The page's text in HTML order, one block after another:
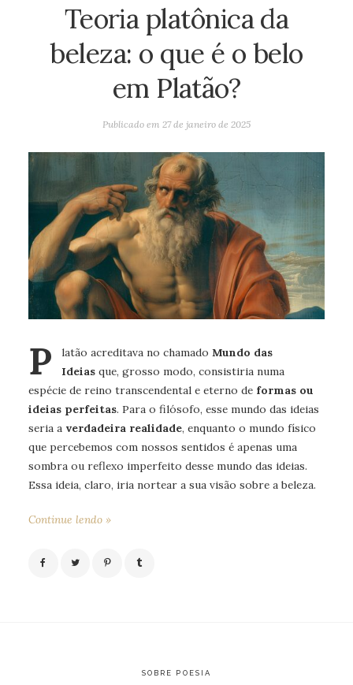
Teoria platônica da
beleza: o que é o belo
em Platão?
Publicado em 27 de janeiro de 2025
P latão acreditava no chamado Mundo das
Ideiasque, grosso modo, consistiria numa
espécie de reino transcendental e eterno de formas ou
ideias perfeitas. Para o filósofo, esse mundo das ideias
seria a verdadeira realidade, enquanto o mundo físico
que percebemos com nossos sentidos é apenas uma
sombra ou reflexo imperfeito desse mundo das ideias.
Essa ideia, claro, iria nortear a sua visão sobre a beleza.
Continue lendo »
SOBRE POESIA